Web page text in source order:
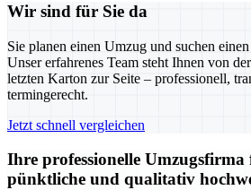
Wir sind für Sie da
Sie planen einen Umzug und suchen
Unser erfahrenes Team steht Ihnen von
letzten Karton zur Seite – professionell,
termingerecht.
Jetzt schnell vergleichen
Ihre professionelle Umzugsfirma
pünktliche und qualitativ